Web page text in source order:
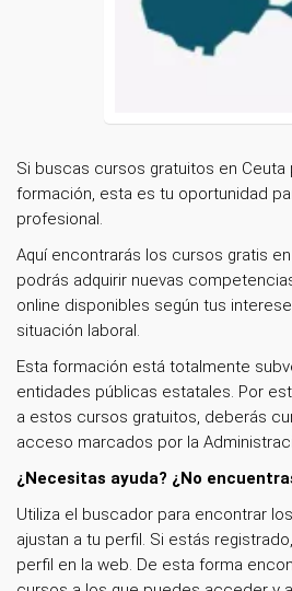
Si buscas cursos gratuitos en
formación, esta es tu oportunidad
profesional.
Aquí encontrarás los cursos gratis
podrás adquirir nuevas
online disponibles según tus
situación laboral.
Esta formación está totalmente
entidades públicas estatales. Por
a estos cursos gratuitos, deberás
acceso marcados por la
¿Necesitas ayuda? ¿No
Utiliza el buscador para encontrar
ajustan a tu perfil. Si estás
perfil en la web. De esta forma